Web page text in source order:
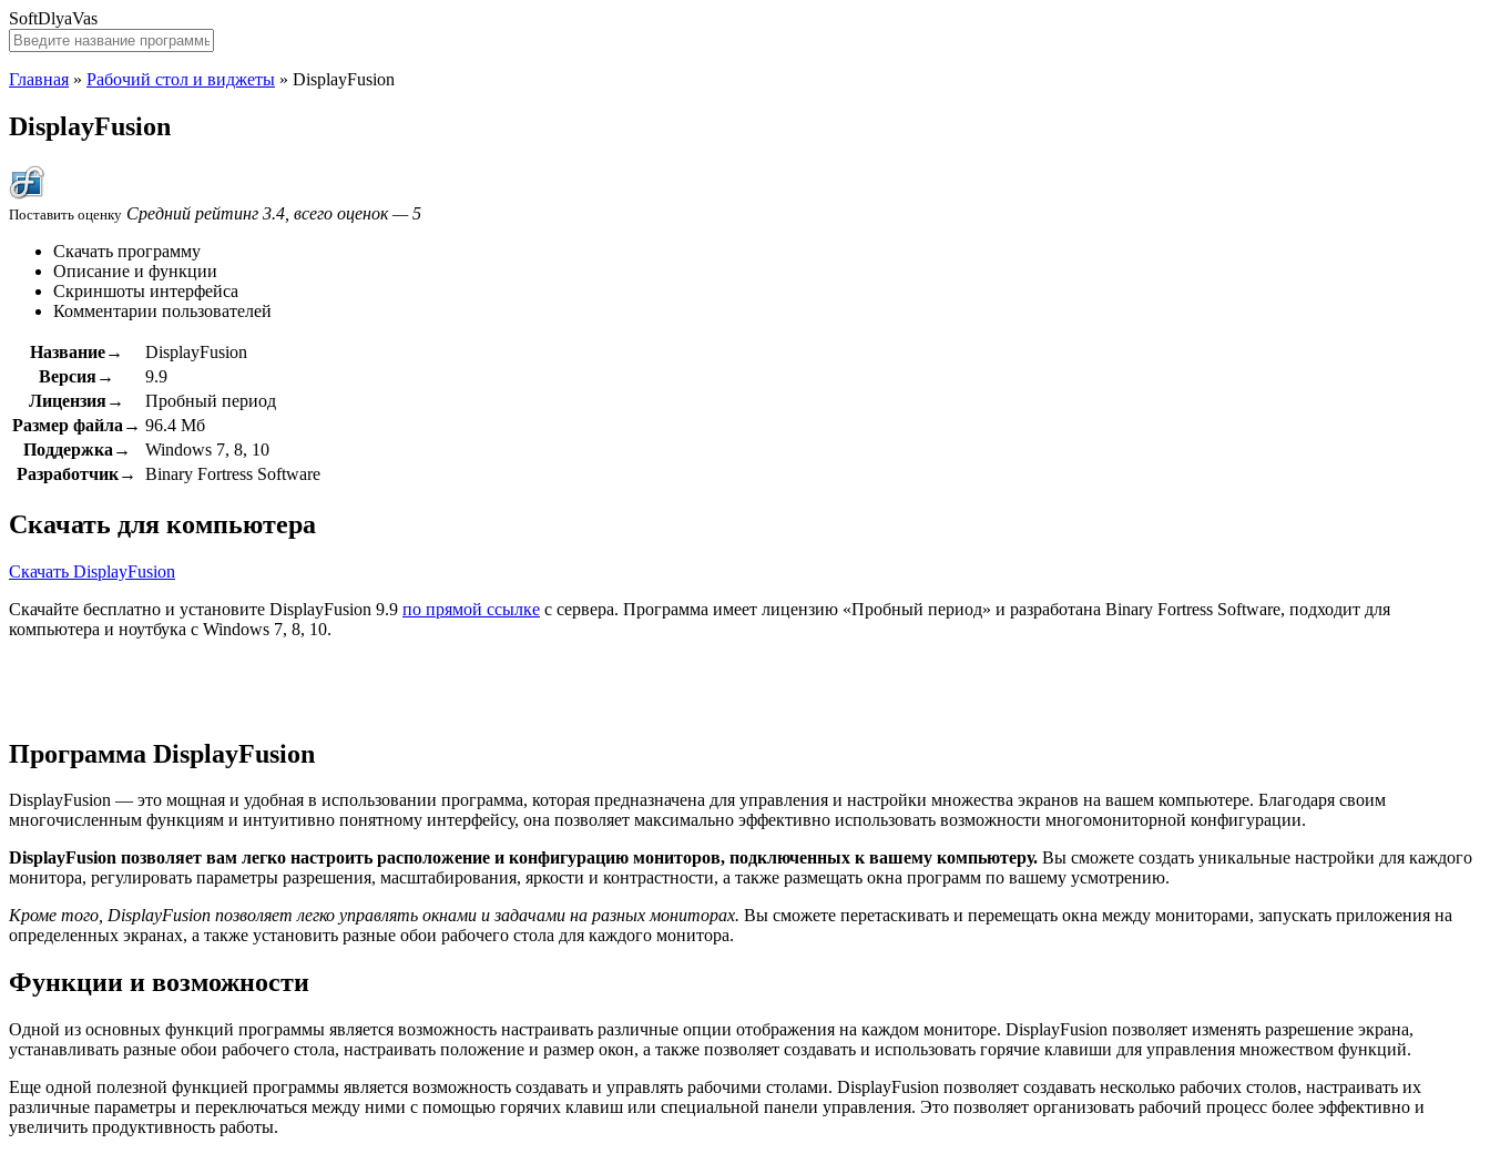
SoftDlyaVas
Главная » Рабочий стол и виджеты » DisplayFusion
DisplayFusion
Поставить оценку Средний рейтинг 3.4, всего оценок — 5
Скачать программу
Описание и функции
Скриншоты интерфейса
Комментарии пользователей
Название→
DisplayFusion
Версия→
9.9
Лицензия→
Пробный период
Размер файла→ 96.4 Мб
Поддержка→
Windows 7, 8, 10
Разработчик→
Binary Fortress Software
Скачать для компьютера
Скачать DisplayFusion
Скачайте бесплатно и установите DisplayFusion 9.9 по прямой ссылке с сервера. Программа имеет лицензию «Пробный период» и разработана Binary Fortress Software, подходит для
компьютера и ноутбука с Windows 7, 8, 10.
Программа DisplayFusion
DisplayFusion — это мощная и удобная в использовании программа, которая предназначена для управления и настройки множества экранов на вашем компьютере. Благодаря своим
многочисленным функциям и интуитивно понятному интерфейсу, она позволяет максимально эффективно использовать возможности многомониторной конфигурации.
DisplayFusion позволяет вам легко настроить расположение и конфигурацию мониторов, подключенных к вашему компьютеру. Вы сможете создать уникальные настройки для каждого
монитора, регулировать параметры разрешения, масштабирования, яркости и контрастности, а также размещать окна программ по вашему усмотрению.
Кроме того, DisplayFusion позволяет легко управлять окнами и задачами на разных мониторах. Вы сможете перетаскивать и перемещать окна между мониторами, запускать приложения на
определенных экранах, а также установить разные обои рабочего стола для каждого монитора.
Функции и возможности
Одной из основных функций программы является возможность настраивать различные опции отображения на каждом мониторе. DisplayFusion позволяет изменять разрешение экрана,
устанавливать разные обои рабочего стола, настраивать положение и размер окон, а также позволяет создавать и использовать горячие клавиши для управления множеством функций.
Еще одной полезной функцией программы является возможность создавать и управлять рабочими столами. DisplayFusion позволяет создавать несколько рабочих столов, настраивать их
различные параметры и переключаться между ними с помощью горячих клавиш или специальной панели управления. Это позволяет организовать рабочий процесс более эффективно и
увеличить продуктивность работы.